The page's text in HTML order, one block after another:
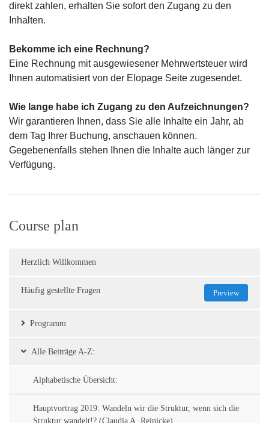
direkt zahlen, erhalten Sie sofort den Zugang zu den
Inhalten.
Bekomme ich eine Rechnung?
Eine Rechnung mit ausgewiesener Mehrwertsteuer wird
Ihnen automatisiert von der Elopage Seite zugesendet.
Wie lange habe ich Zugang zu den Aufzeichnungen?
Wir garantieren Ihnen, dass Sie alle Inhalte ein Jahr, ab
dem Tag Ihrer Buchung, anschauen können.
Gegebenenfalls stehen Ihnen die Inhalte auch länger zur
Verfügung.
Course plan
Herzlich Willkommen
Häufig gestellte Fragen Preview
Programm
Alle Beiträge A-Z:
Alphabetische Übersicht:
Hauptvortrag 2019: Wandeln wir die Struktur, wenn sich die
Struktur wandelt!? (Claudia A. Reinicke)